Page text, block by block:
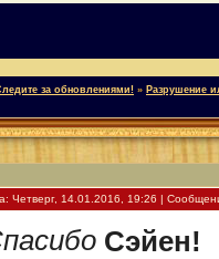
за обновлениями! » Разрушение
Четверг, 14.01.2016, 19:26 |
Сэйен!